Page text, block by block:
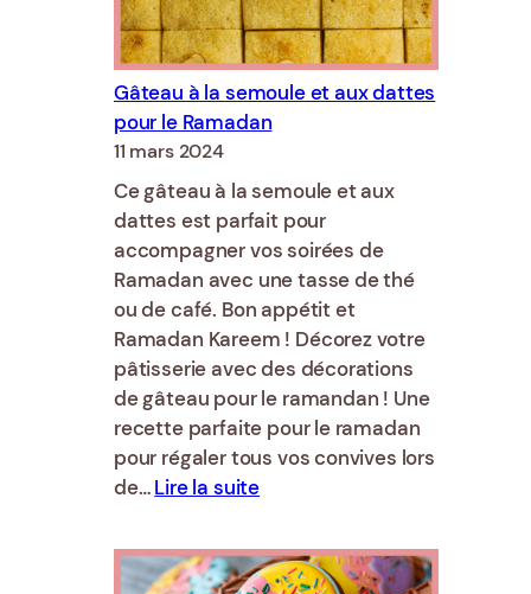
pâtisserie
Gâteau à la semoule et aux dattes
pour le Ramadan
11 mars 2024
Ce gâteau à la semoule et aux
dattes est parfait pour
accompagner vos soirées de
Ramadan avec une tasse de thé
ou de café. Bon appétit et
Ramadan Kareem ! Décorez votre
pâtisserie avec des décorations
de gâteau pour le ramandan ! Une
recette parfaite pour le ramadan
pour régaler tous vos convives lors
de…Lire la suite:
à
la